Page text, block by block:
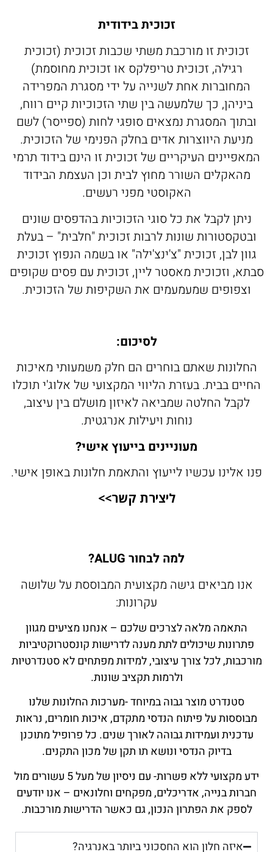
זכוכית בידודית
זכוכית זו מורכבת משתי שכבות זכוכית (זכוכית
רגילה, זכוכית טריפלקס או זכוכית מחוסמת)
המחוברות אחת לשנייה על ידי מסגרת המפרידה
ביניהן, כך שלמעשה בין שתי הזכוכיות קיים רווח,
המסגרת נמצאים סופגי לחות (ספייסר) לשם
מניעת היווצרות אדים בחלק הפנימי של הזכוכית.
העיקריים של זכוכית זו הינם בידוד תרמי
מהאקלים השורר מחוץ לבית וכן העצמת הבידוד
האקוסטי מפני רעשים.
ניתן לקבל את כל סוגי הזכוכיות בהדפסים שונים
שונות לרבות זכוכית "חלבית" – בעלת
לבן, זכוכית "צ'ינצ'ילה" או בשמה הנפוץ זכוכית
וזכוכית מאסטר ליין, זכוכית עם פסים שקופים
וצפופים שמעמעמים את השקיפות של הזכוכית.
לסיכום:
שאתם בוחרים הם חלק משמעותי מאיכות
בבית. בעזרת הליווי המקצועי של אלוג'י תוכלו
לקבל החלטה שמביאה לאיזון מושלם בין עיצוב,
נוחות ויעילות אנרגטית.
מעוניינים בייעוץ אישי?
אלינו עכשיו לייעוץ והתאמת חלונות באופן אישי.
ליצירת קשר>>
למה לבחור ALUG?
אנו מביאים גישה מקצועית המבוססת על שלושה
עקרונות:
התאמה מלאה לצרכים שלכם – אנחנו מציעים מגוון
פתרונות שיכולים לתת מענה לדרישות קונסטרוקטיביות
לכל צורך עיצובי, למידות מפתחים לא סטנדרטיות
ולרמות תקציב שונות.
סטנדרט מוצר גבוה במיוחד -מערכות החלונות שלנו
על פיתוח הנדסי מתקדם, איכות חומרים, נראות
עדכנית ועמידות גבוהה לאורך שנים. כל פרופיל מתוכנן
בדיוק הנדסי ונושא תו תקן של מכון התקנים.
ידע מקצועי ללא פשרות- עם ניסיון של מעל 5 עשורים מול
בנייה, אדריכלים, מפקחים וחלונאים – אנו יודעים
לספק את הפתרון הנכון, גם כאשר הדרישות מורכבות.
איזה חלון הוא החסכוני ביותר באנרגיה?